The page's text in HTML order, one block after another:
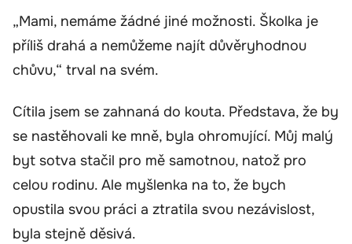
„Mami, nemáme žádné jiné možnosti. Školka je
příliš drahá a nemůžeme najít důvěryhodnou
chůvu,“ trval na svém.
Cítila jsem se zahnaná do kouta. Představa, že by
se nastěhovali ke mně, byla ohromující. Můj malý
byt sotva stačil pro mě samotnou, natož pro
celou rodinu. Ale myšlenka na to, že bych
opustila svou práci a ztratila svou nezávislost,
byla stejně děsivá.